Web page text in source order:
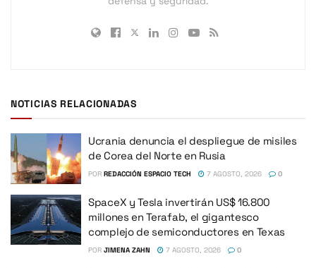
NOTICIAS RELACIONADAS
Ucrania denuncia el despliegue de misiles
de Corea del Norte en Rusia
POR REDACCIÓN ESPACIO TECH 7 AGOSTO, 2026 0
SpaceX y Tesla invertirán US$ 16.800
millones en Terafab, el gigantesco
complejo de semiconductores en Texas
POR JIMENA ZAHN 7 AGOSTO, 2026 0